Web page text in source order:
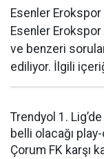
Esenler
Esenler Erokspor
ve benzeri
ediliyor. İlgili
Trendyol 1.
belli olacağı
Çorum FK karşı